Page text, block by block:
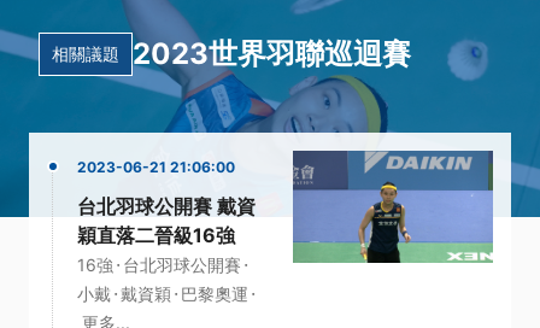
相關議題 2023世界羽聯巡迴賽
2023-06-21 21:06:00
台北羽球公開賽 戴資
穎直落二晉級16強
16強 · 台北羽球公開賽 ·
小戴 ·戴資穎 · 巴黎奧運 ·
更多...